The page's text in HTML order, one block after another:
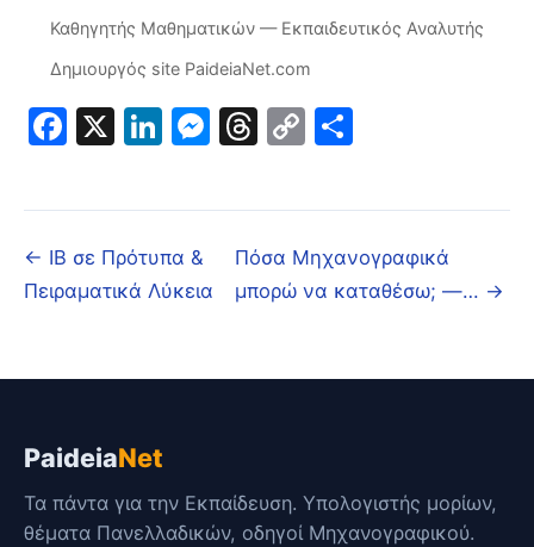
Καθηγητής Μαθηματικών — Εκπαιδευτικός Αναλυτής
Δημιουργός site PaideiaNet.com
Facebook
X LinkedIn
Messenger
Threads
Copy
← IB σε Πρότυπα &
Πειραματικά Λύκεια
Πόσα Μηχανογραφικά
μπορώ να καταθέσω; —… →
PaideiaNet
Τα πάντα για την Εκπαίδευση. Υπολογιστής μορίων,
θέματα Πανελλαδικών, οδηγοί Μηχανογραφικού.